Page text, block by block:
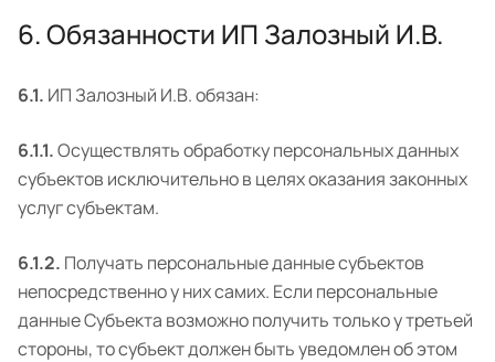
6. Обязанности ИП Залозный И.В.
6.1. ИП Залозный И.В. обязан:
6.1.1.Осуществлять обработку персональных данных
субъектов исключительно в целях оказания законных
услуг субъектам.
6.1.2. Получать персональные данные субъектов
непосредственно у них самих. Если персональные
данные Субъекта возможно получить только у третьей
стороны, то субъект должен быть уведомлен об этом